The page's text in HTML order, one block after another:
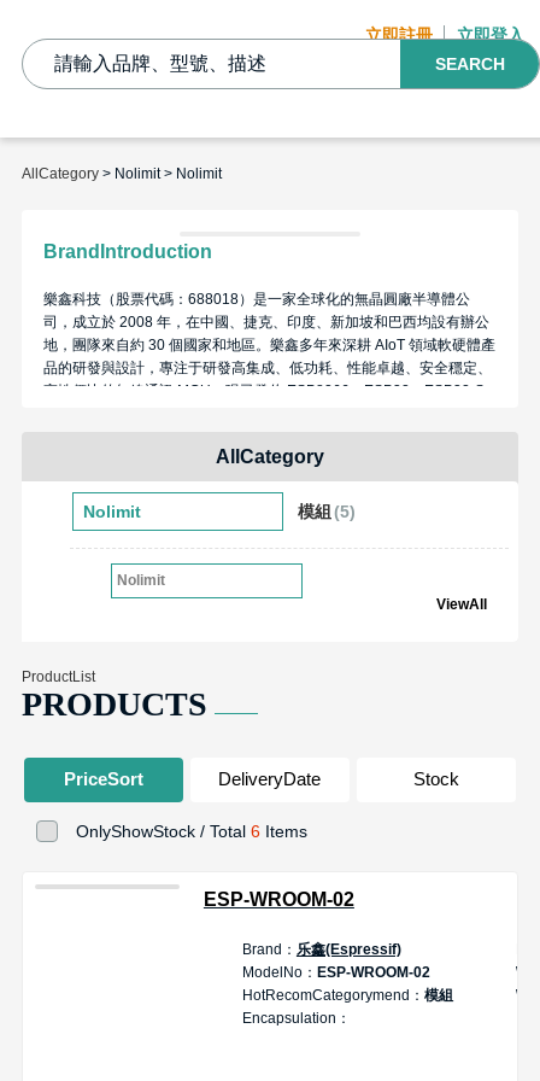
立即註冊
立即登入
SEARCH
AllCategory> Nolimit > Nolimit
BrandIntroduction
樂鑫科技（股票代碼：688018）是一家全球化的無晶圓廠半導體公
司，成立於 2008 年，在中國、捷克、印度、新加坡和巴西均設有辦公
地，團隊來自約 30 個國家和地區。樂鑫多年來深耕 AIoT 領域軟硬體產
品的研發與設計，專注于研發高集成、低功耗、性能卓越、安全穩定、
高性價比的無線通訊 MCU，現已發佈 ESP8266、ESP32、ESP32-S
時，我們堅持技術開源，助力開發者們用樂鑫的方案開發智慧產品，打
造萬物互聯的智慧世界。
AllCategory
Nolimit 模組 (5)
Nolimit
ViewAll
ProductList
PRODUCTS
PriceSort DeliveryDate Stock
OnlyShowStock / Total 6Items
ESP-WROOM-02
Brand： 乐鑫(Espressif)
ModelNo： ESP-WROOM-02
HotRecomCategorymend： 模組
Encapsulation：